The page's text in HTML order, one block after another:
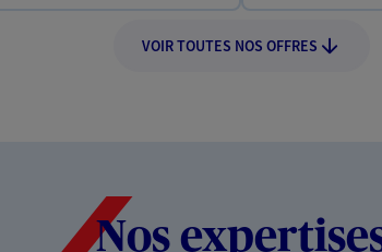
VOIR TOUTES NOS OFFRES
Nos